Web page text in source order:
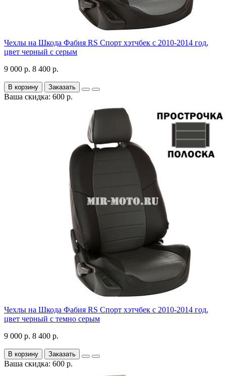
Чехлы на Шкода Фабия RS Спорт хэтчбек с 2010-2014 год,
цвет черный с серым
9 000 р. 8 400 р.
В корзину Заказать
Ваша скидка: 600 р.
Чехлы на Шкода Фабия RS Спорт хэтчбек с 2010-2014 год,
цвет черный с темно серым
9 000 р. 8 400 р.
В корзину Заказать
Ваша скидка: 600 р.